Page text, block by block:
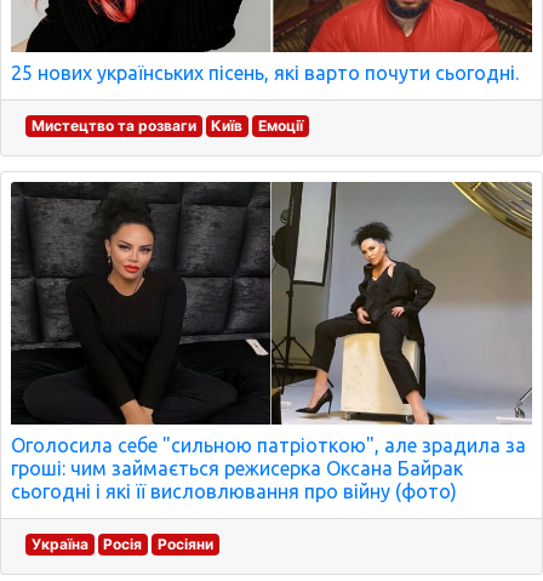
25 нових українських пісень, які варто почути сьогодні.
Мистецтво та розваги Київ Емоції
Оголосила себе "сильною патріоткою", але зрадила за
гроші: чим займається режисерка Оксана Байрак
сьогодні і які її висловлювання про війну (фото)
Україна Росія Росіяни